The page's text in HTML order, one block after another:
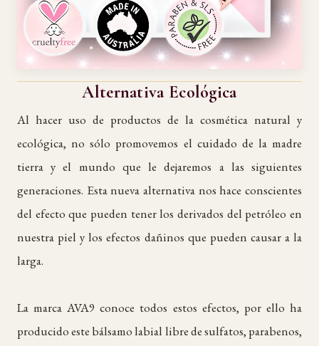
Alternativa Ecológica
Al hacer uso de productos de la cosmética natural y
ecológica, no sólo promovemos el cuidado de la madre
tierra y el mundo que le dejaremos a las siguientes
generaciones. Esta nueva alternativa nos hace conscientes
del efecto que pueden tener los derivados del petróleo en
nuestra piel y los efectos dañinos que pueden causar a la
larga.
La marca AVA9 conoce todos estos efectos, por ello ha
producido este bálsamo labial libre de sulfatos, parabenos,